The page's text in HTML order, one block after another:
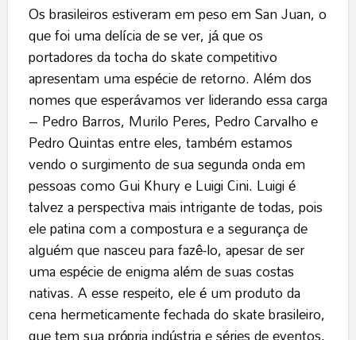
Os brasileiros estiveram em peso em San Juan, o
que foi uma delícia de se ver, já que os
portadores da tocha do skate competitivo
apresentam uma espécie de retorno. Além dos
nomes que esperávamos ver liderando essa carga
– Pedro Barros, Murilo Peres, Pedro Carvalho e
Pedro Quintas entre eles, também estamos
vendo o surgimento de sua segunda onda em
pessoas como Gui Khury e Luigi Cini. Luigi é
talvez a perspectiva mais intrigante de todas, pois
ele patina com a compostura e a segurança de
alguém que nasceu para fazê-lo, apesar de ser
uma espécie de enigma além de suas costas
nativas. A esse respeito, ele é um produto da
cena hermeticamente fechada do skate brasileiro,